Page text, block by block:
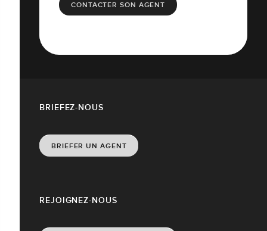
CONTACTER SON AGENT
REJOIGNEZ-NOUS
BRIEFEZ-NOUS
BRIEFER UN AGENT